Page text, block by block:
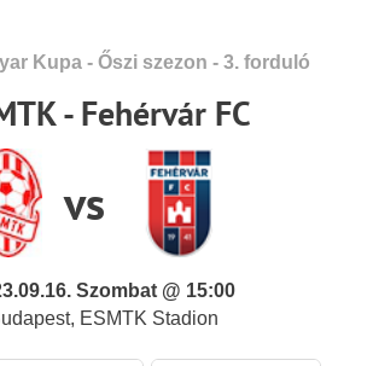
Kupa - Őszi szezon - 3. forduló
- Fehérvár FC
vs
Szombat @ 15:00
ESMTK Stadion